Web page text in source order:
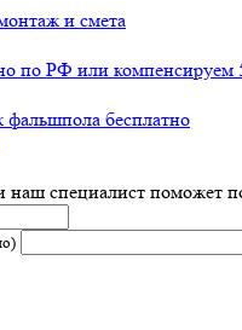
и смета
по РФ или компенсируем
бесплатно
наш специалист поможет